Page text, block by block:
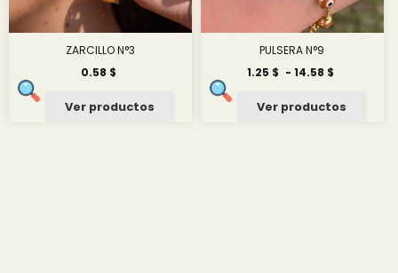
ZARCILLO N°3
0.58 $
Ver productos
PULSERA N°9
1.25 $ - 14.58 $
desde
Ver productos